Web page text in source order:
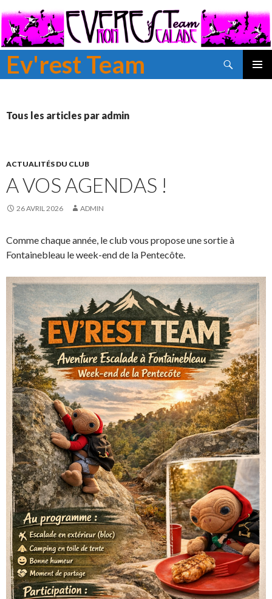
Ev'rest Team
Recherche
ALLER
PRINCIPAL
Tous les articles par admin
ACTUALITÉS DU CLUB
A VOS AGENDAS !
26 AVRIL 2026 ADMIN
Comme chaque année, le club vous propose une sortie à
Fontainebleau le week-end de la Pentecôte.